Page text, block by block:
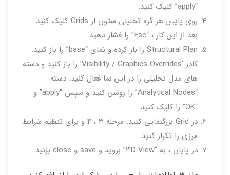
“apply” کلیک کنید.
روی پایین هر گره تحلیلی ستون از Grids کلیک کنید.
بعد از این کار ، “Esc” را فشار دهید.
Structural Plan را باز کرده و نمای “base” را باز کنید.
کادر ‘Visibility / Graphics Overrides’ را باز کنید و دسته
های مدل تحلیلی را در این نما فعال کنید. دسته
“Analytical Nodes” را روشن کنید و سپس “apply” و
“OK” را کلیک کنید.
در Grid بزرگنمایی کنید. مرحله ۳ ، ۴ و برای تنظیم شرایط
مرزی را تکرار کنید.
در پایان ، به “۳D View” بروید و save و close بزنید.